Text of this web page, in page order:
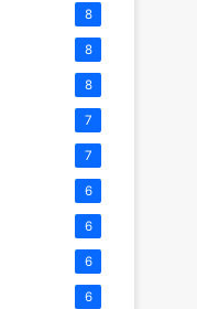
8
8
8
7
7
6
6
6
6